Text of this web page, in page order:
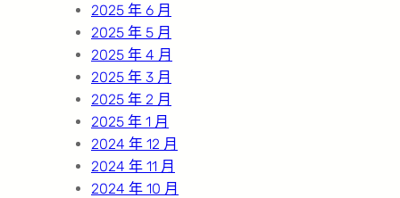
2025 年 6 月
2025 年 5 月
2025 年 4 月
2025 年 3 月
2025 年 2 月
2025 年 1 月
2024 年 12 月
2024 年 11 月
2024 年 10 月